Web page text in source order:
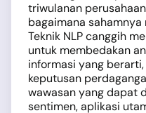
triwulanan
bagaimana sahamnya
Teknik NLP canggih
untuk membedakan
informasi yang
keputusan
wawasan yang dapat
sentimen, aplikasi